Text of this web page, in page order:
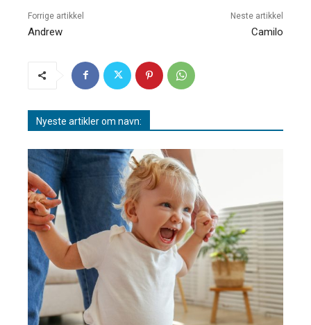
Forrige artikkel
Andrew
Neste artikkel
Camilo
Nyeste artikler om navn: